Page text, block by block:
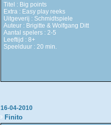
Titel : Big points
Extra : Easy play reeks
Uitgeverij : Schmidtspiele
Auteur : Brigitte & Wolfgang Ditt
Aantal spelers : 2-5
Leeftijd : 8+
Speelduur : 20 min.
16-04-2010
Finito